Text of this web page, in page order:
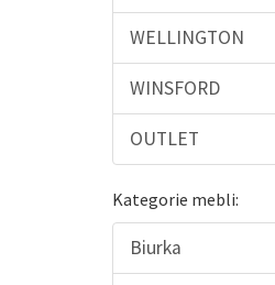
WELLINGTON
WINSFORD
OUTLET
Kategorie mebli:
Biurka